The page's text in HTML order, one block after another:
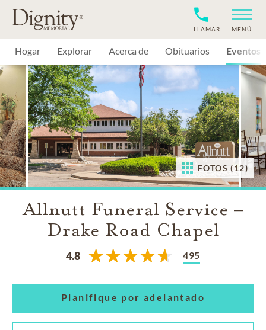
MENÚ
LLAMAR
Hogar Explorar Acerca de Obituarios Eventos
FOTOS (12)
Allnutt Funeral Service –
Drake Road Chapel
4.8 495
Planifique por adelantado